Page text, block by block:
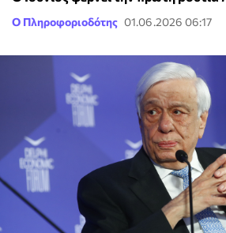
Ο Πληροφοριοδότης 01.06.2026 06:17